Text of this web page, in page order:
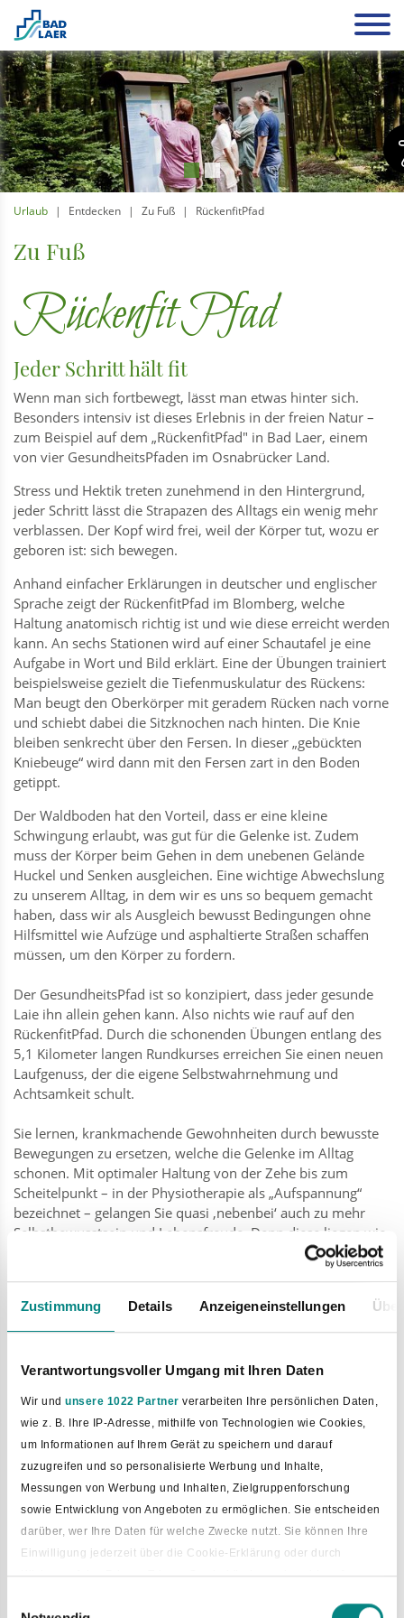
Zustimmung Details Anzeigeneinstellungen
Verantwortungsvoller Umgang mit Ihren Daten
Wir und unsere 1022 Partner verarbeiten Ihre persönlichen Daten,
wie z. B. Ihre IP-Adresse, mithilfe von Technologien wie Cookies,
um Informationen auf Ihrem Gerät zu speichern und darauf
zuzugreifen und so personalisierte Werbung und Inhalte,
Messungen von Werbung und Inhalten, Zielgruppenforschung
sowie Entwicklung von Angeboten zu ermöglichen. Sie entscheiden
darüber, wer Ihre Daten für welche Zwecke nutzt. Sie können Ihre
Einwilligung jederzeit über die Cookie-Erklärung oder durch
Klicken auf das Privacy Trigger Symbol ändern oder widerrufen
Urlaub Entdecken Zu Fuß RückenfitPfad
Zu Fuß
RückenfitPfad
Jeder Schritt hält fit
Wenn man sich fortbewegt, lässt man etwas hinter sich.
Besonders intensiv ist dieses Erlebnis in der freien Natur –
zum Beispiel auf dem „RückenfitPfad" in Bad Laer, einem
von vier GesundheitsPfaden im Osnabrücker Land.
Stress und Hektik treten zunehmend in den Hintergrund,
jeder Schritt lässt die Strapazen des Alltags ein wenig mehr
verblassen. Der Kopf wird frei, weil der Körper tut, wozu er
geboren ist: sich bewegen.
Anhand einfacher Erklärungen in deutscher und englischer
Sprache zeigt der RückenfitPfad im Blomberg, welche
Haltung anatomisch richtig ist und wie diese erreicht werden
kann. An sechs Stationen wird auf einer Schautafel je eine
Aufgabe in Wort und Bild erklärt. Eine der Übungen trainiert
beispielsweise gezielt die Tiefenmuskulatur des Rückens:
Man beugt den Oberkörper mit geradem Rücken nach vorne
und schiebt dabei die Sitzknochen nach hinten. Die Knie
bleiben senkrecht über den Fersen. In dieser „gebückten
Kniebeuge“ wird dann mit den Fersen zart in den Boden
getippt.
Der Waldboden hat den Vorteil, dass er eine kleine
Schwingung erlaubt, was gut für die Gelenke ist. Zudem
muss der Körper beim Gehen in dem unebenen Gelände
Huckel und Senken ausgleichen. Eine wichtige Abwechslung
zu unserem Alltag, in dem wir es uns so bequem gemacht
haben, dass wir als Ausgleich bewusst Bedingungen ohne
Hilfsmittel wie Aufzüge und asphaltierte Straßen schaffen
müssen, um den Körper zu fordern.
Der GesundheitsPfad ist so konzipiert, dass jeder gesunde
Laie ihn allein gehen kann. Also nichts wie rauf auf den
RückenfitPfad. Durch die schonenden Übungen entlang des
5,1 Kilometer langen Rundkurses erreichen Sie einen neuen
Laufgenuss, der die eigene Selbstwahrnehmung und
Achtsamkeit schult.
Sie lernen, krankmachende Gewohnheiten durch bewusste
Bewegungen zu ersetzen, welche die Gelenke im Alltag
schonen. Mit optimaler Haltung von der Zehe bis zum
Scheitelpunkt – in der Physiotherapie als „Aufspannung“
bezeichnet – gelangen Sie quasi ‚nebenbei‘ auch zu mehr
Selbstbewusstsein und Lebensfreude. Denn diese liegen wie
man weiß nicht zuletzt in einem aufrechten Gang.
Bild vergrößern